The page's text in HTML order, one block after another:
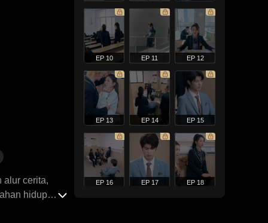
alur cerita,
hidup
EP 10 EP 11 EP 12
EP 13 EP 14 EP 15
EP 16 EP 17 EP 18